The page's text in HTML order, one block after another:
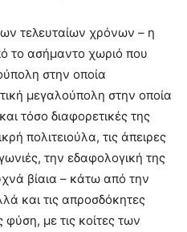
τελευταίων χρόνων – η
το ασήμαντο χωριό που
στην οποία
μεγαλούπολη στην οποία
τόσο διαφορετικές της
πολιτειούλα, τις άπειρες
την εδαφολογική της
βίαια – κάτω από την
και τις απροσδόκητες
με τις κοίτες των